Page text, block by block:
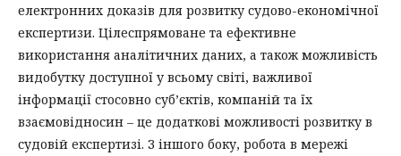
електронних доказів для розвитку судово-економічної
експертизи. Цілеспрямоване та ефективне
використання аналітичних даних, а також можливість
видобутку доступної у всьому світі, важливої
інформації стосовно суб’єктів, компаній та їх
взаємовідносин – це додаткові можливості розвитку в
судовій експертизі. З іншого боку, робота в мережі